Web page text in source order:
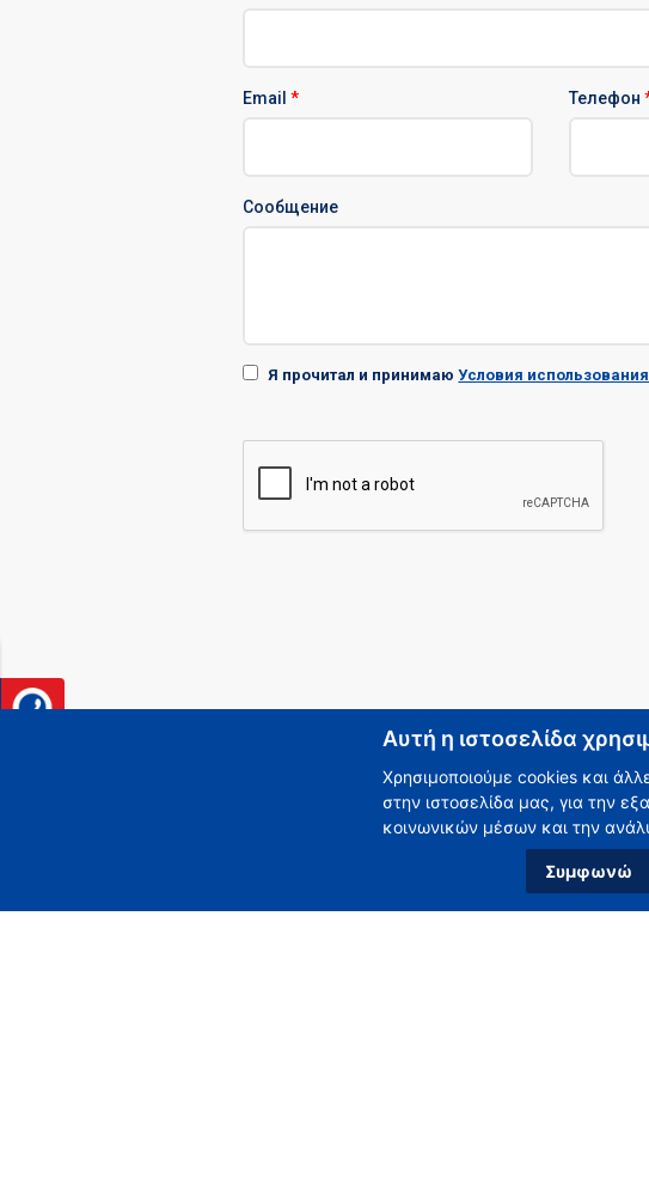
Αυτή η ιστοσελίδα
Χρησιμοποιούμε cookies και
στην ιστοσελίδα μας, για την
κοινωνικών μέσων και την
Συμφωνώ
Email* Телефон
Сообщение
Я прочитал и принимаюУсловия использования